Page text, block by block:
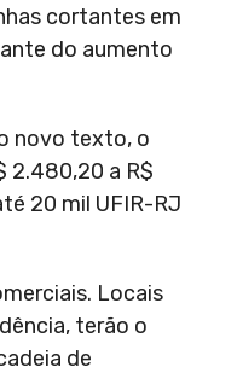
cortantes em
do aumento
novo texto, o
2.480,20 a R$
20 mil UFIR-RJ
Locais
terão o
de